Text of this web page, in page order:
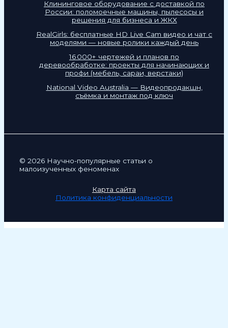
Клининговое оборудование с доставкой по
России: поломоечные машины, пылесосы и
решения для бизнеса и ЖКХ
RealGirls: бесплатные HD Live Cam видео и чат с
моделями — новые ролики каждый день
16 000+ чертежей и планов по
деревообработке: проекты для начинающих и
профи (мебель, сараи, верстаки)
National Video Australia — Видеопродакшн,
съёмка и монтаж под ключ
© 2026 Научно-популярные статьи о
малоизученных феноменах
Карта сайта
Политика конфиденциальности